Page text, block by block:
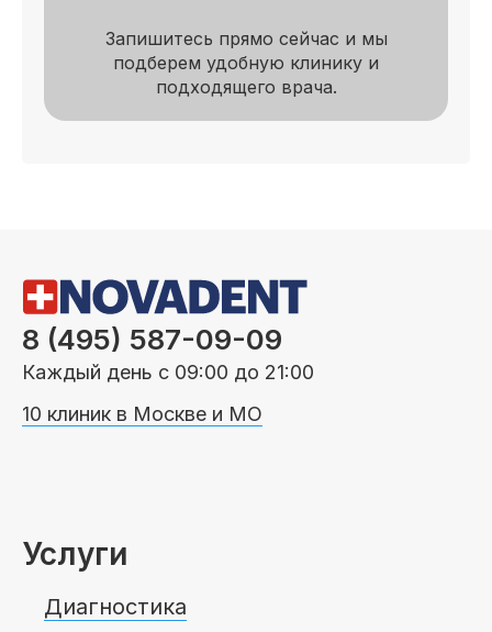
Запишитесь прямо сейчас и мы
подберем удобную клинику и
подходящего врача.
8 (495) 587-09-09
Каждый день с 09:00 до 21:00
10 клиник в Москве и МО
Услуги
Диагностика